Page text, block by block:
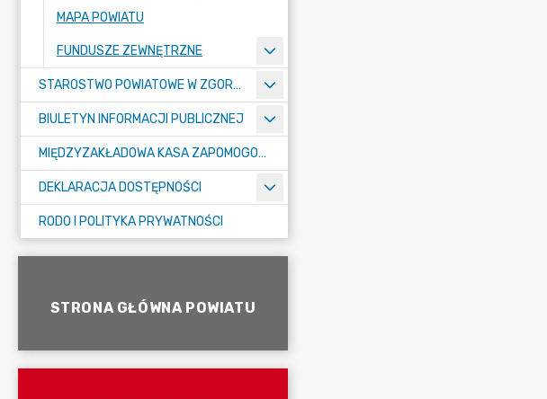
MAPA POWIATU
FUNDUSZE ZEWNĘTRZNE
STAROSTWO POWIATOWE W ZGORZELCU
BIULETYN INFORMACJI PUBLICZNEJ
MIĘDZYZAKŁADOWA KASA ZAPOMOGOWO-POŻYCZKOWA
DEKLARACJA DOSTĘPNOŚCI
RODO I POLITYKA PRYWATNOŚCI
STRONA GŁÓWNA POWIATU